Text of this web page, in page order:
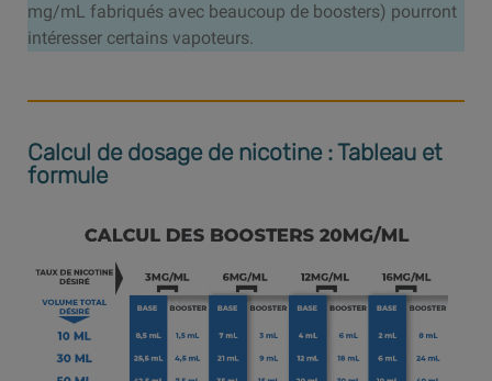
mg/mL fabriqués avec beaucoup de boosters) pourront
intéresser certains vapoteurs.
Calcul de dosage de nicotine : Tableau et
formule